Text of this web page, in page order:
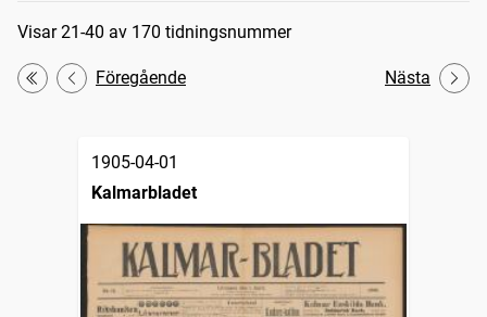
Sökresultat
Visar 21-40 av 170 tidningsnummer
Första
Föregående Nästa
1905-04-01
Kalmarbladet